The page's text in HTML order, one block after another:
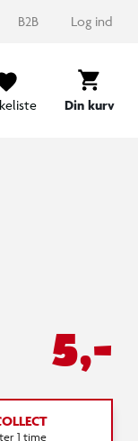
B2B Log ind
Din kurv
5,-
1 time